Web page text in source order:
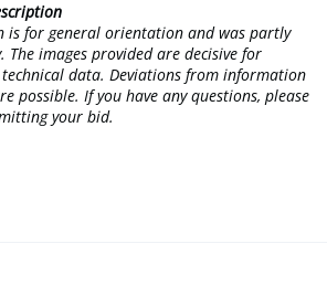
is for general orientation and was partly
images provided are decisive for
data. Deviations from information
possible. If you have any questions, please
your bid.